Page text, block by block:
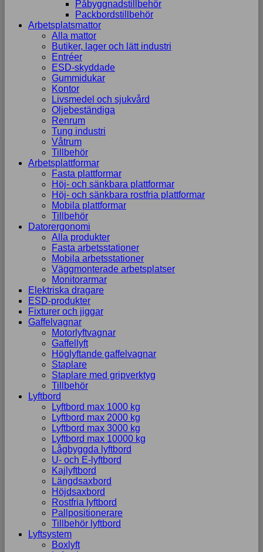
Påbyggnadstillbehör
Packbordstillbehör
Arbetsplatsmattor
Alla mattor
Butiker, lager och lätt industri
Entréer
ESD-skyddade
Gummidukar
Kontor
Livsmedel och sjukvård
Oljebeständiga
Renrum
Tung industri
Våtrum
Tillbehör
Arbetsplattformar
Fasta plattformar
Höj- och sänkbara plattformar
Höj- och sänkbara rostfria plattformar
Mobila plattformar
Tillbehör
Datorergonomi
Alla produkter
Fasta arbetsstationer
Mobila arbetsstationer
Väggmonterade arbetsplatser
Monitorarmar
Elektriska dragare
ESD-produkter
Fixturer och jiggar
Gaffelvagnar
Motorlyftvagnar
Gaffellyft
Höglyftande gaffelvagnar
Staplare
Staplare med gripverktyg
Tillbehör
Lyftbord
Lyftbord max 1000 kg
Lyftbord max 2000 kg
Lyftbord max 3000 kg
Lyftbord max 10000 kg
Lågbyggda lyftbord
U- och E-lyftbord
Kajlyftbord
Längdsaxbord
Höjdsaxbord
Rostfria lyftbord
Pallpositionerare
Tillbehör lyftbord
Lyftsystem
Boxlyft